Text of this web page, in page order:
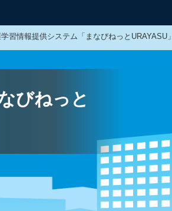
習情報提供システム「まなびねっとURAYASU
びねっと